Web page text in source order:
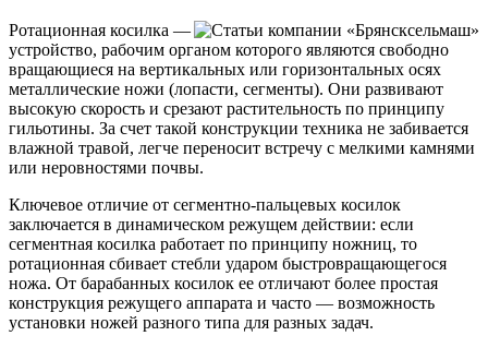
Ротационная косилка —
устройство, рабочим органом которого являются свободно
вращающиеся на вертикальных или горизонтальных осях
металлические ножи (лопасти, сегменты). Они развивают
высокую скорость и срезают растительность по принципу
гильотины. За счет такой конструкции техника не забивается
влажной травой, легче переносит встречу с мелкими камнями
или неровностями почвы.
Ключевое отличие от сегментно-пальцевых косилок
заключается в динамическом режущем действии: если
сегментная косилка работает по принципу ножниц, то
ротационная сбивает стебли ударом быстровращающегося
ножа. От барабанных косилок ее отличают более простая
конструкция режущего аппарата и часто — возможность
установки ножей разного типа для разных задач.